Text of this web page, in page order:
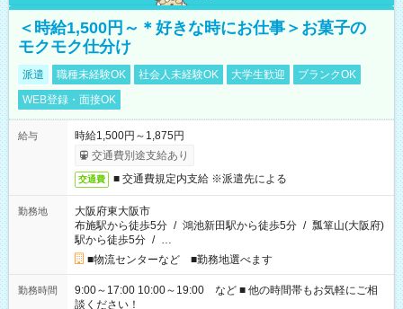
＜時給1,500円～＊好きな時にお仕事＞お菓子の
モクモク仕分け
派遣 職種未経験OK 社会人未経験OK 大学生歓迎
ブランクOK
WEB登録・面接OK
給与
時給1,500円～1,875円
交通費別途支給あり
交通費 ■ 交通費規定内支給 ※派遣先による
勤務地
大阪府東大阪市
布施駅から徒歩5分 / 鴻池新田駅から徒歩5分 / 瓢箪山(大阪府)
駅から徒歩5分 / …
■物流センターなど ■勤務地選べます
勤務時間
9:00～17:00 10:00～19:00 など ■ 他の時間帯もお気軽にご相
談ください！